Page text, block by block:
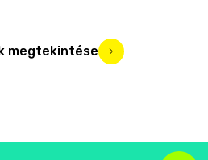
megtekintése